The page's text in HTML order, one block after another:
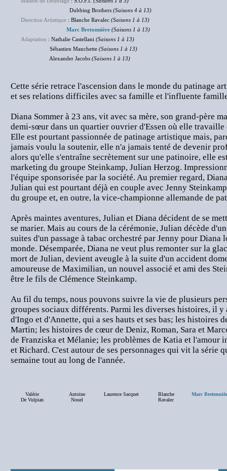
Dubbing Brothers (Saisons 4 à 13)
Direction Artistique : Blanche Ravalec (Saisons 1 à 13)
Marc Bretonnière (Saisons 1 à 13)
Adaptation : Nathalie Castellani (Saisons 1 à 13)
Sébastien Manchette (Saisons 1 à 13)
Alexander Jacobs (Saisons 1 à 13)
Cette série retrace l'ascension dans le monde du patinage
et ses relations difficiles avec sa famille et l'influente
Diana Sommer à 23 ans, vit avec sa mère, son grand-père
demi-sœur dans un quartier ouvrier d'Essen où elle
Elle est pourtant passionnée de patinage artistique mais,
jamais voulu la soutenir, elle n'a jamais tenté de devenir
alors qu'elle s'entraîne secrètement sur une patinoire, elle
marketing du groupe Steinkamp, Julian Herzog.
l'équipe sponsorisée par la société. Au premier regard,
Julian qui est pourtant déjà en couple avec Jenny
du groupe et, en outre, la vice-championne allemande de
Après maintes aventures, Julian et Diana décident de se
se marier. Mais au cours de la cérémonie, Julian décède
suites d'un passage à tabac orchestré par Jenny pour Diana
monde. Désemparée, Diana ne veut plus remonter sur la
mort de Julian, devient aveugle à la suite d'un accident
amoureuse de Maximilian, un nouvel associé et ami des
être le fils de Clémence Steinkamp.
Au fil du temps, nous pouvons suivre la vie de plusieurs
groupes sociaux différents. Parmi les diverses histoires, il y
d'Ingo et d'Annette, qui a ses hauts et ses bas; les histoires
Martin; les histoires de cœur de Deniz, Roman, Sara et
de Franziska et Mélanie; les problèmes de Katia et l'amour
et Richard. C'est autour de ses personnages qui vit la série
semaine tout au long de l'année.
Valérie
De Vulpian
Antoine
Nouel
Laurence Sacquet
Blanche
Ravalec
Marc